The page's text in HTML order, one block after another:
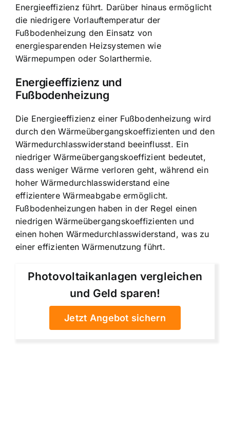
Energieeffizienz führt. Darüber hinaus ermöglicht
die niedrigere Vorlauftemperatur der
Fußbodenheizung den Einsatz von
energiesparenden Heizsystemen wie
Wärmepumpen oder Solarthermie.
Energieeffizienz und
Fußbodenheizung
Die Energieeffizienz einer Fußbodenheizung wird
durch den Wärmeübergangskoeffizienten und den
Wärmedurchlasswiderstand beeinflusst. Ein
niedriger Wärmeübergangskoeffizient bedeutet,
dass weniger Wärme verloren geht, während ein
hoher Wärmedurchlasswiderstand eine
effizientere Wärmeabgabe ermöglicht.
Fußbodenheizungen haben in der Regel einen
niedrigen Wärmeübergangskoeffizienten und
einen hohen Wärmedurchlasswiderstand, was zu
einer effizienten Wärmenutzung führt.
Photovoltaikanlagen vergleichen
und Geld sparen!
Jetzt Angebot sichern